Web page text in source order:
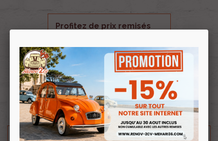
Profitez de prix remisés
Souscrire
au clubRenov 2cv
Rondelle M6 évantail.